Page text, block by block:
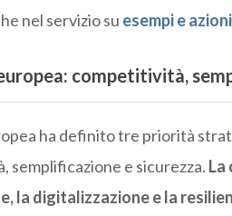
nel servizio su esempi e
competitività,
ha definito tre priorità
semplificazione e sicurezza.
la digitalizzazione e la